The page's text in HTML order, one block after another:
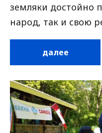
земляки достойно
народ, так и свою
далее